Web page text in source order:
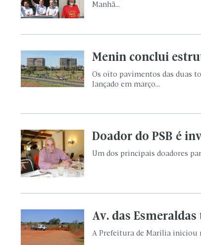
Manhã...
Menin conclui
Os oito pavimentos das duas
lançado em março...
Doador do PSB é
Um dos principais doadores
Av. das
A Prefeitura de Marília iniciou